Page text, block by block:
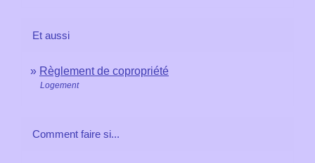
Et aussi
Règlement de copropriété
Logement
Comment faire si...